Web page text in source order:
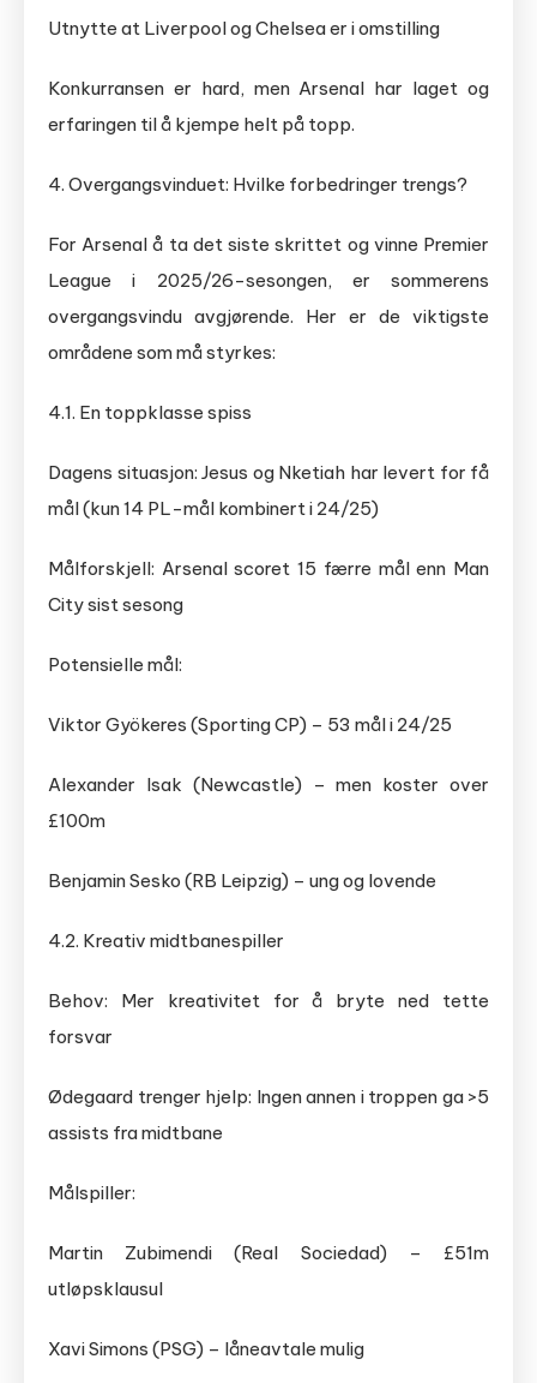
Utnytte at Liverpool og Chelsea er i omstilling
Konkurransen er hard, men Arsenal har laget og
erfaringen til å kjempe helt på topp.
4. Overgangsvinduet: Hvilke forbedringer trengs?
For Arsenal å ta det siste skrittet og vinne Premier
League i 2025/26-sesongen, er sommerens
overgangsvindu avgjørende. Her er de viktigste
områdene som må styrkes:
4.1. En toppklasse spiss
Dagens situasjon: Jesus og Nketiah har levert for få
mål (kun 14 PL-mål kombinert i 24/25)
Målforskjell: Arsenal scoret 15 færre mål enn Man
City sist sesong
Potensielle mål:
Viktor Gyökeres (Sporting CP) – 53 mål i 24/25
Alexander Isak (Newcastle) – men koster over
£100m
Benjamin Sesko (RB Leipzig) – ung og lovende
4.2. Kreativ midtbanespiller
Behov: Mer kreativitet for å bryte ned tette
forsvar
Ødegaard trenger hjelp: Ingen annen i troppen ga >5
assists fra midtbane
Målspiller:
Martin Zubimendi (Real Sociedad) – £51m
utløpsklausul
Xavi Simons (PSG) – låneavtale mulig